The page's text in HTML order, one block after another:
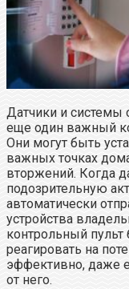
Датчики и системы
еще один важный
Они могут быть
важных точках
вторжений. Когда
подозрительную
автоматически
устройства
контрольный пульт
реагировать на
эффективно, даже
от него.